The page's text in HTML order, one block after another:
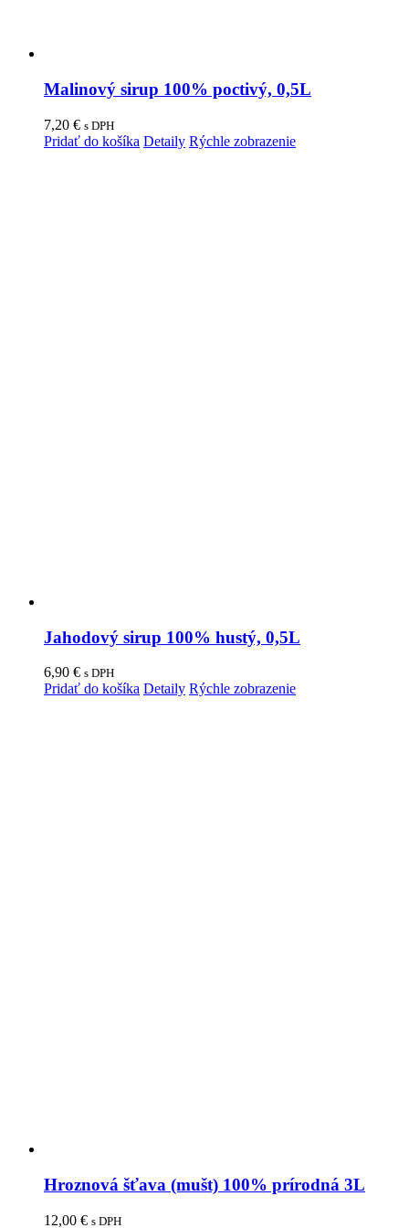
Malinový sirup 100% poctivý, 0,5L
7,20 € s DPH
Pridať do košíka Detaily Rýchle zobrazenie
Jahodový sirup 100% hustý, 0,5L
6,90 € s DPH
Pridať do košíka Detaily Rýchle zobrazenie
Hroznová šťava (mušt) 100% prírodná 3L
12,00 € s DPH